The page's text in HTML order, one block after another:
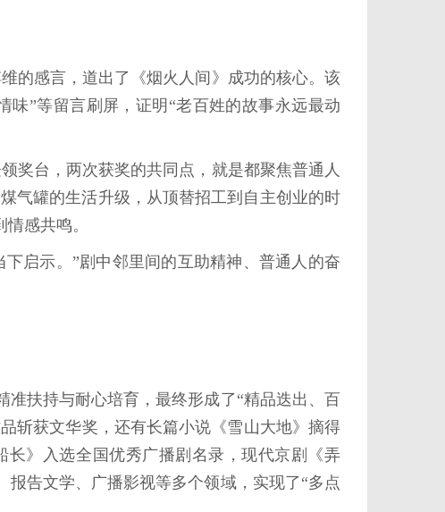
的感言，道出了《烟火人间》成功的核心。该
味”等留言刷屏，证明“老百姓的故事永远最动
台，两次获奖的共同点，就是都聚焦普通人
气罐的生活升级，从顶替招工到自主创业的时
感共鸣。
启示。”剧中邻里间的互助精神、普通人的奋
扶持与耐心培育，最终形成了“精品迭出、百
斩获文华奖，还有长篇小说《雪山大地》摘得
》入选全国优秀广播剧名录，现代京剧《弄
告文学、广播影视等多个领域，实现了“多点